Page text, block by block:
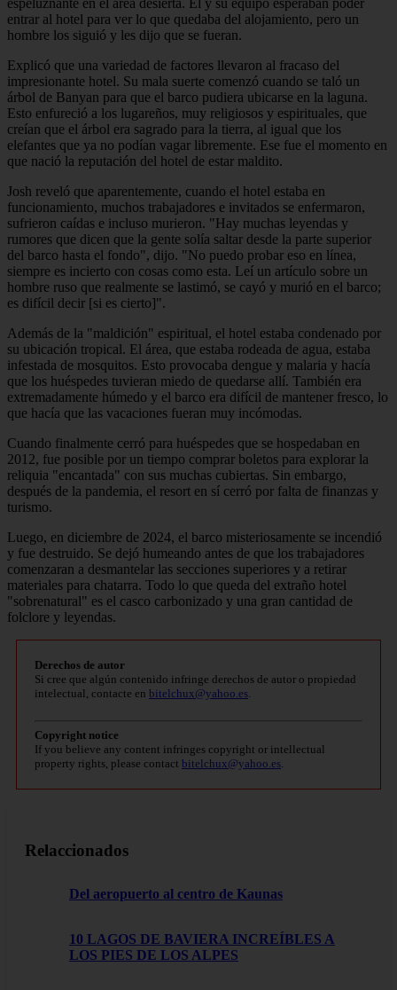
entrar al hotel para ver lo que quedaba del alojamiento, pero un
hombre los siguió y les dijo que se fueran.
Explicó que una variedad de factores llevaron al fracaso del
impresionante hotel. Su mala suerte comenzó cuando se taló un
árbol de Banyan para que el barco pudiera ubicarse en la laguna.
Esto enfureció a los lugareños, muy religiosos y espirituales, que
creían que el árbol era sagrado para la tierra, al igual que los
elefantes que ya no podían vagar libremente. Ese fue el momento en
que nació la reputación del hotel de estar maldito.
Josh reveló que aparentemente, cuando el hotel estaba en
funcionamiento, muchos trabajadores e invitados se enfermaron,
sufrieron caídas e incluso murieron. "Hay muchas leyendas y
rumores que dicen que la gente solía saltar desde la parte superior
del barco hasta el fondo", dijo. "No puedo probar eso en línea,
siempre es incierto con cosas como esta. Leí un artículo sobre un
hombre ruso que realmente se lastimó, se cayó y murió en el barco;
es difícil decir [si es cierto]".
Además de la "maldición" espiritual, el hotel estaba condenado por
su ubicación tropical. El área, que estaba rodeada de agua, estaba
infestada de mosquitos. Esto provocaba dengue y malaria y hacía
que los huéspedes tuvieran miedo de quedarse allí. También era
extremadamente húmedo y el barco era difícil de mantener fresco, lo
que hacía que las vacaciones fueran muy incómodas.
Cuando finalmente cerró para huéspedes que se hospedaban en
2012, fue posible por un tiempo comprar boletos para explorar la
reliquia "encantada" con sus muchas cubiertas. Sin embargo,
después de la pandemia, el resort en sí cerró por falta de finanzas y
turismo.
Luego, en diciembre de 2024, el barco misteriosamente se incendió
y fue destruido. Se dejó humeando antes de que los trabajadores
comenzaran a desmantelar las secciones superiores y a retirar
materiales para chatarra. Todo lo que queda del extraño hotel
"sobrenatural" es el casco carbonizado y una gran cantidad de
folclore y leyendas.
Derechos de autor
Si cree que algún contenido infringe derechos de autor o propiedad
intelectual, contacte en bitelchux@yahoo.es
Copyright notice
If you believe any content infringes copyright or intellectual
property rights, please contact bitelchux@yahoo.es
Relaccionados
Del aeropuerto al centro de Kaunas
10 LAGOS DE BAVIERA INCREÍBLES A
LOS PIES DE LOS ALPES